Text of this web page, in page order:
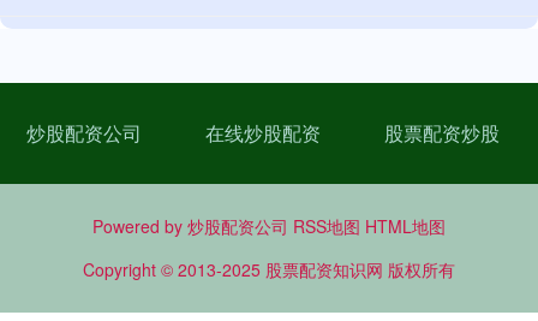
炒股配资公司 在线炒股配资 股票配资炒股
Powered by 炒股配资公司 RSS地图 HTML地图
Copyright © 2013-2025 股票配资知识网 版权所有